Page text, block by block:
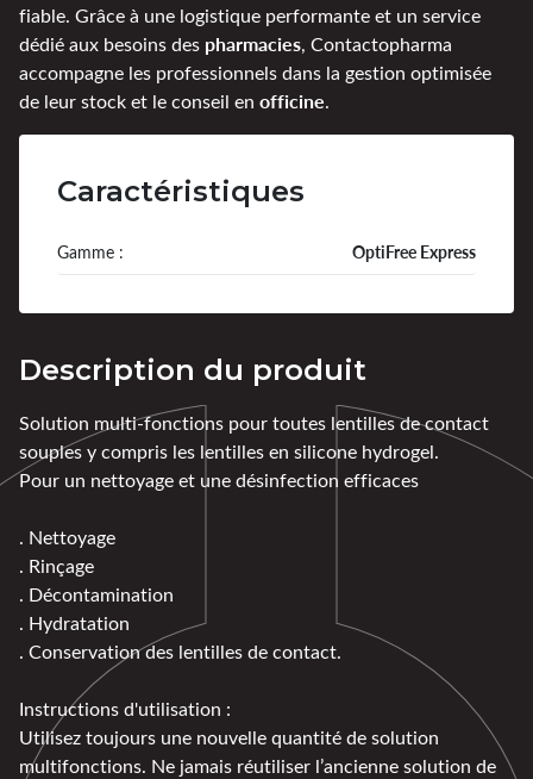
fiable. Grâce à une logistique performante et un service
dédié aux besoins des pharmacies, Contactopharma
accompagne les professionnels dans la gestion optimisée
de leur stock et le conseil en officine.
Caractéristiques
Gamme : OptiFree Express
Description du produit
Solution multi-fonctions pour toutes lentilles de contact
souples y compris les lentilles en silicone hydrogel.
Pour un nettoyage et une désinfection efficaces
. Nettoyage
. Rinçage
. Décontamination
. Hydratation
. Conservation des lentilles de contact.
Instructions d'utilisation :
Utilisez toujours une nouvelle quantité de solution
multifonctions. Ne jamais réutiliser l’ancienne solution de